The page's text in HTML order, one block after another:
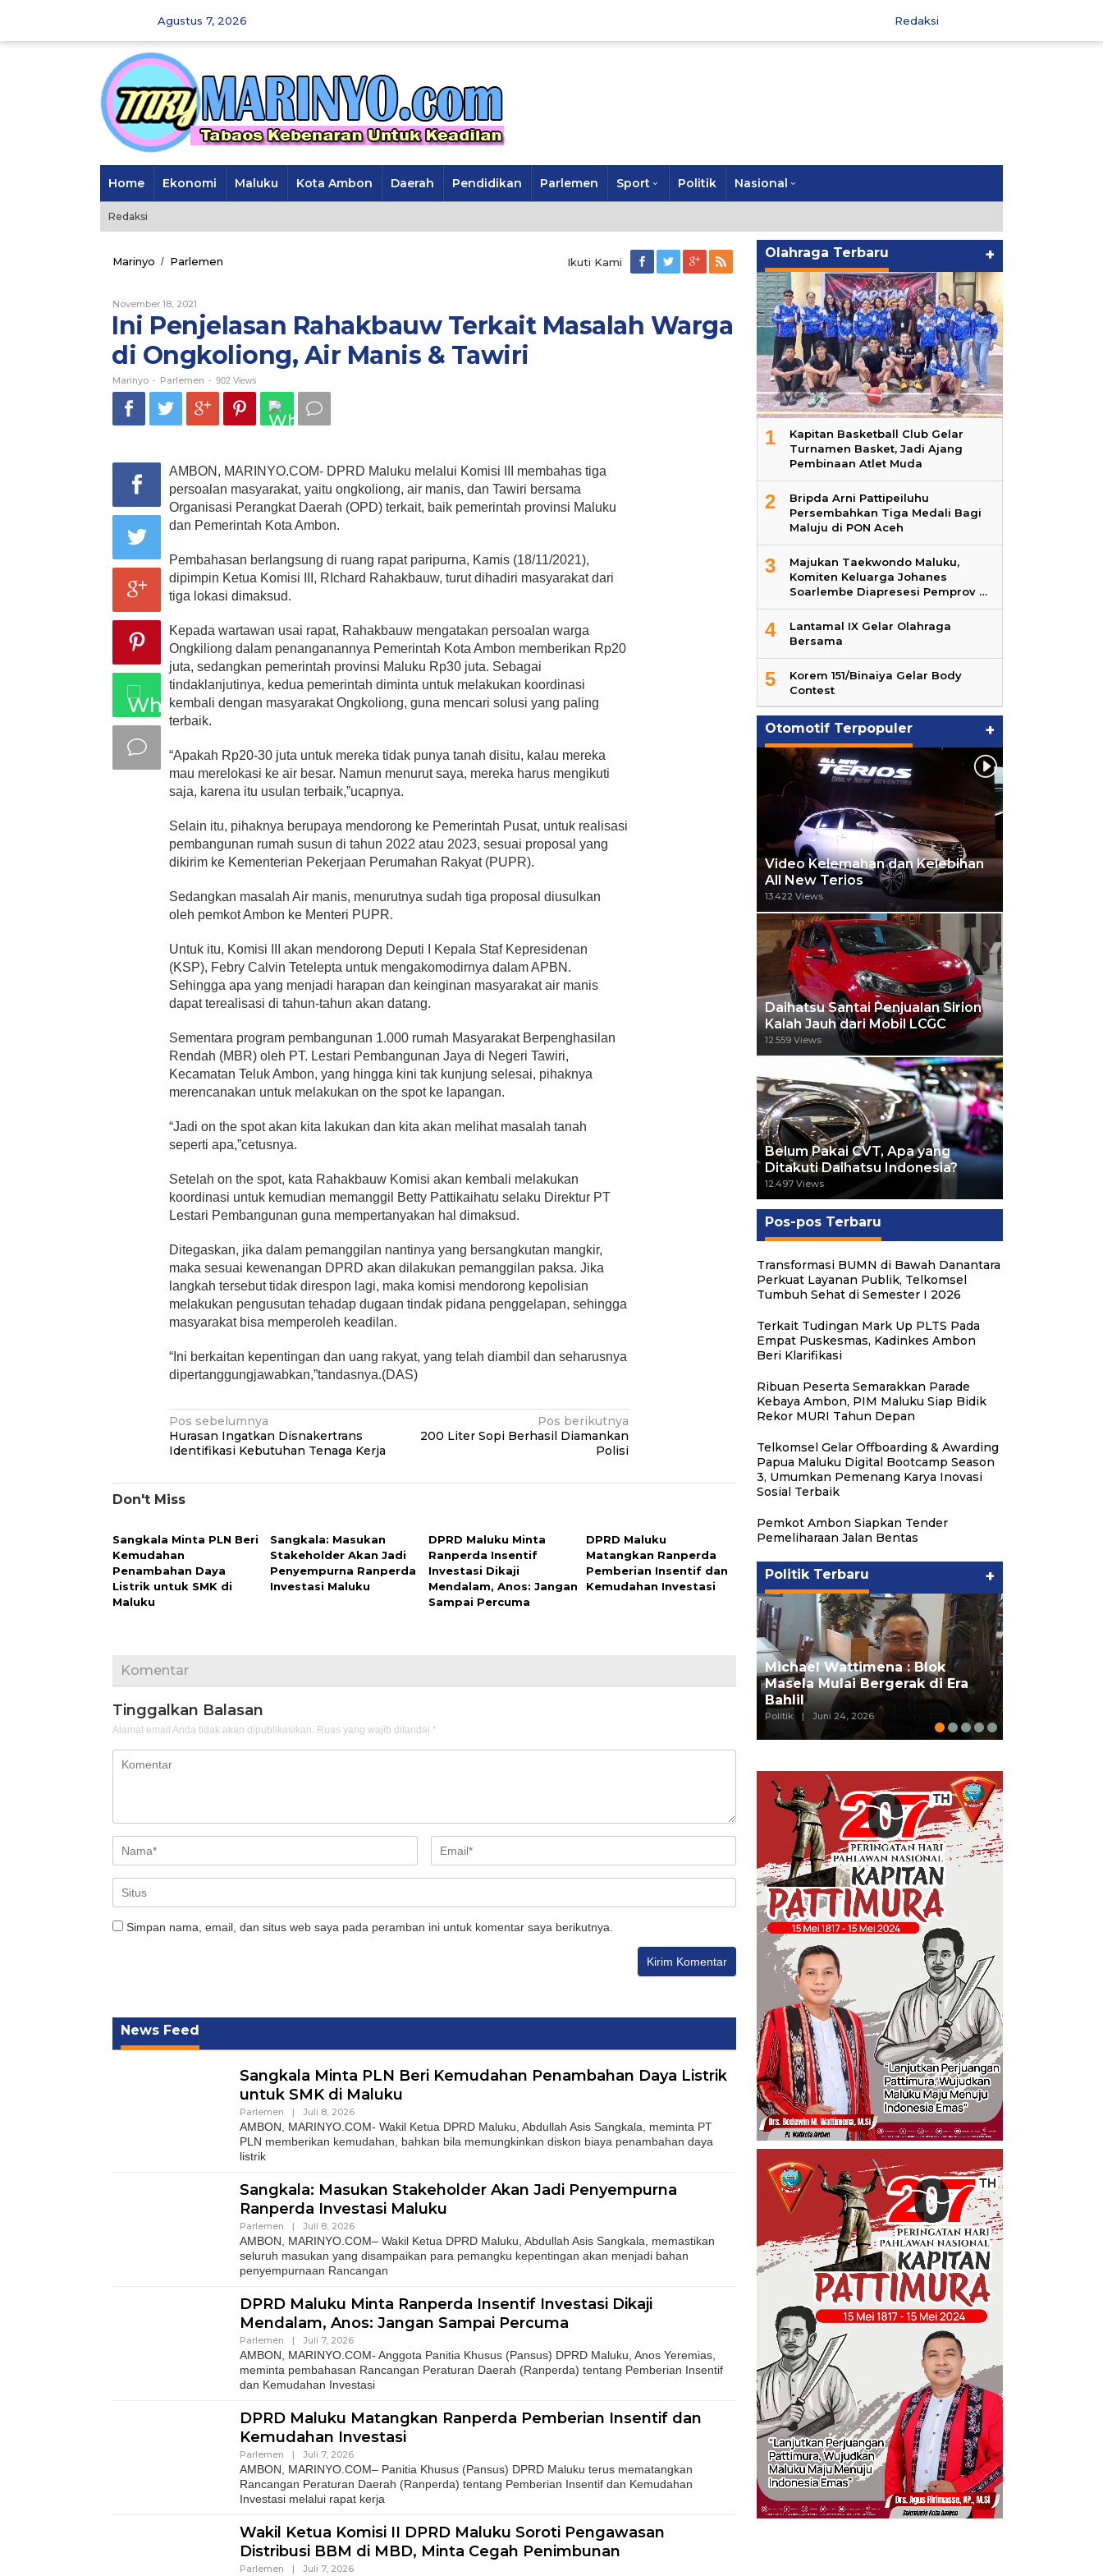
Agustus 7, 2026 Redaksi
Home Ekonomi Maluku Kota Ambon Daerah Pendidikan Parlemen Sport Politik Nasional
Redaksi
Marinyo / Parlemen
Masalah
Warga
di
Ongkoliong,
Air
Manis
Tawiri
Ikuti Kami
November 18, 2021
Marinyo
Ini Penjelasan Rahakbauw Terkait Masalah Warga
di Ongkoliong, Air Manis & Tawiri
Marinyo - Parlemen - 902 Views
AMBON, MARINYO.COM- DPRD Maluku melalui Komisi III membahas tiga
persoalan masyarakat, yaitu ongkoliong, air manis, dan Tawiri bersama
Organisasi Perangkat Daerah (OPD) terkait, baik pemerintah provinsi Maluku
dan Pemerintah Kota Ambon.
Pembahasan berlangsung di ruang rapat paripurna, Kamis (18/11/2021),
dipimpin Ketua Komisi III, RIchard Rahakbauw, turut dihadiri masyarakat dari
tiga lokasi dimaksud.
Kepada wartawan usai rapat, Rahakbauw mengatakan persoalan warga
Ongkiliong dalam penanganannya Pemerintah Kota Ambon memberikan Rp20
juta, sedangkan pemerintah provinsi Maluku Rp30 juta. Sebagai
tindaklanjutinya, kedua pemerintah diminta untuk melakukan koordinasi
kembali dengan masyarakat Ongkoliong, guna mencari solusi yang paling
terbaik.
“Apakah Rp20-30 juta untuk mereka tidak punya tanah disitu, kalau mereka
mau merelokasi ke air besar. Namun menurut saya, mereka harus mengikuti
saja, karena itu usulan terbaik,”ucapnya.
Selain itu, pihaknya berupaya mendorong ke Pemerintah Pusat, untuk realisasi
pembangunan rumah susun di tahun 2022 atau 2023, sesuai proposal yang
dikirim ke Kementerian Pekerjaan Perumahan Rakyat (PUPR).
Sedangkan masalah Air manis, menurutnya sudah tiga proposal diusulkan
oleh pemkot Ambon ke Menteri PUPR.
Untuk itu, Komisi III akan mendorong Deputi I Kepala Staf Kepresidenan
(KSP), Febry Calvin Tetelepta untuk mengakomodirnya dalam APBN.
Sehingga apa yang menjadi harapan dan keinginan masyarakat air manis
dapat terealisasi di tahun-tahun akan datang.
Sementara program pembangunan 1.000 rumah Masyarakat Berpenghasilan
Rendah (MBR) oleh PT. Lestari Pembangunan Jaya di Negeri Tawiri,
Kecamatan Teluk Ambon, yang hingga kini tak kunjung selesai, pihaknya
merencanakan untuk melakukan on the spot ke lapangan.
“Jadi on the spot akan kita lakukan dan kita akan melihat masalah tanah
seperti apa,”cetusnya.
Setelah on the spot, kata Rahakbauw Komisi akan kembali melakukan
koordinasi untuk kemudian memanggil Betty Pattikaihatu selaku Direktur PT
Lestari Pembangunan guna mempertanyakan hal dimaksud.
Ditegaskan, jika dalam pemanggilan nantinya yang bersangkutan mangkir,
maka sesuai kewenangan DPRD akan dilakukan pemanggilan paksa. Jika
langkah tersebut tidak direspon lagi, maka komisi mendorong kepolisian
melakukan pengusutan tehadap dugaan tindak pidana penggelapan, sehingga
masyarakat bisa memperoleh keadilan.
“Ini berkaitan kepentingan dan uang rakyat, yang telah diambil dan seharusnya
dipertanggungjawabkan,”tandasnya.(DAS)
Navigasi
pos
Pos sebelumnya
Hurasan Ingatkan Disnakertrans
Identifikasi Kebutuhan Tenaga Kerja
Pos berikutnya
200 Liter Sopi Berhasil Diamankan
Polisi
Don't Miss
Sangkala Minta PLN Beri
Kemudahan
Penambahan Daya
Listrik untuk SMK di
Maluku
Sangkala: Masukan
Stakeholder Akan Jadi
Penyempurna Ranperda
Investasi Maluku
DPRD Maluku Minta
Ranperda Insentif
Investasi Dikaji
Mendalam, Anos: Jangan
Sampai Percuma
DPRD Maluku
Matangkan Ranperda
Pemberian Insentif dan
Kemudahan Investasi
Komentar
Tinggalkan Balasan
Alamat email Anda tidak akan dipublikasikan. Ruas yang wajib ditandai *
Simpan nama, email, dan situs web saya pada peramban ini untuk komentar saya berikutnya.
News Feed
Sangkala Minta PLN Beri Kemudahan Penambahan Daya Listrik
untuk SMK di Maluku
Parlemen | Juli 8, 2026
AMBON, MARINYO.COM- Wakil Ketua DPRD Maluku, Abdullah Asis Sangkala, meminta PT
PLN memberikan kemudahan, bahkan bila memungkinkan diskon biaya penambahan daya
listrik
Sangkala: Masukan Stakeholder Akan Jadi Penyempurna
Ranperda Investasi Maluku
Parlemen | Juli 8, 2026
AMBON, MARINYO.COM– Wakil Ketua DPRD Maluku, Abdullah Asis Sangkala, memastikan
seluruh masukan yang disampaikan para pemangku kepentingan akan menjadi bahan
penyempurnaan Rancangan
DPRD Maluku Minta Ranperda Insentif Investasi Dikaji
Mendalam, Anos: Jangan Sampai Percuma
Parlemen | Juli 7, 2026
AMBON, MARINYO.COM- Anggota Panitia Khusus (Pansus) DPRD Maluku, Anos Yeremias,
meminta pembahasan Rancangan Peraturan Daerah (Ranperda) tentang Pemberian Insentif
dan Kemudahan Investasi
DPRD Maluku Matangkan Ranperda Pemberian Insentif dan
Kemudahan Investasi
Parlemen | Juli 7, 2026
AMBON, MARINYO.COM– Panitia Khusus (Pansus) DPRD Maluku terus mematangkan
Rancangan Peraturan Daerah (Ranperda) tentang Pemberian Insentif dan Kemudahan
Investasi melalui rapat kerja
Wakil Ketua Komisi II DPRD Maluku Soroti Pengawasan
Distribusi BBM di MBD, Minta Cegah Penimbunan
Parlemen | Juli 7, 2026
Olahraga Terbaru +
1
Kapitan Basketball Club Gelar
Turnamen Basket, Jadi Ajang
Pembinaan Atlet Muda
2
Bripda Arni Pattipeiluhu
Persembahkan Tiga Medali Bagi
Maluju di PON Aceh
3
Majukan Taekwondo Maluku,
Komiten Keluarga Johanes
Soarlembe Diapresesi Pemprov …
4
Lantamal IX Gelar Olahraga
Bersama
5
Korem 151/Binaiya Gelar Body
Contest
Otomotif Terpopuler +
Video Kelemahan dan Kelebihan
All New Terios
13.422 Views
Daihatsu Santai Penjualan Sirion
Kalah Jauh dari Mobil LCGC
12.559 Views
Belum Pakai CVT, Apa yang
Ditakuti Daihatsu Indonesia?
12.497 Views
Pos-pos Terbaru
Transformasi BUMN di Bawah Danantara
Perkuat Layanan Publik, Telkomsel
Tumbuh Sehat di Semester I 2026
Terkait Tudingan Mark Up PLTS Pada
Empat Puskesmas, Kadinkes Ambon
Beri Klarifikasi
Ribuan Peserta Semarakkan Parade
Kebaya Ambon, PIM Maluku Siap Bidik
Rekor MURI Tahun Depan
Telkomsel Gelar Offboarding & Awarding
Papua Maluku Digital Bootcamp Season
3, Umumkan Pemenang Karya Inovasi
Sosial Terbaik
Pemkot Ambon Siapkan Tender
Pemeliharaan Jalan Bentas
Politik Terbaru +
Michael Wattimena : Blok
Masela Mulai Bergerak di Era
Bahlil
Politik | Juni 24, 2026